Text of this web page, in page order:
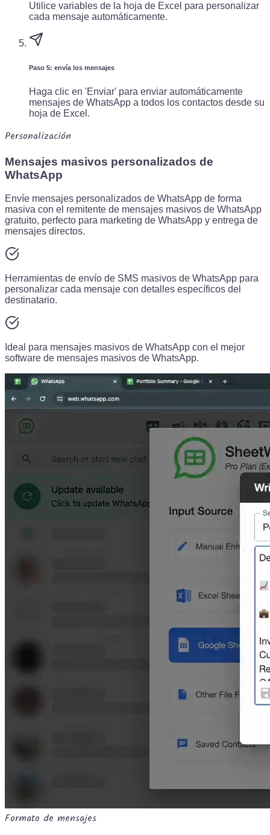
Utilice variables de la hoja de Excel para personalizar
cada mensaje automáticamente.
Paso 5: envía los mensajes
Haga clic en 'Enviar' para enviar automáticamente
mensajes de WhatsApp a todos los contactos desde su
hoja de Excel.
Personalización
Mensajes masivos personalizados de
WhatsApp
Envíe mensajes personalizados de WhatsApp de forma
masiva con el remitente de mensajes masivos de WhatsApp
gratuito, perfecto para marketing de WhatsApp y entrega de
mensajes directos.
Herramientas de envío de SMS masivos de WhatsApp para
personalizar cada mensaje con detalles específicos del
destinatario.
Ideal para mensajes masivos de WhatsApp con el mejor
software de mensajes masivos de WhatsApp.
Formato de mensajes